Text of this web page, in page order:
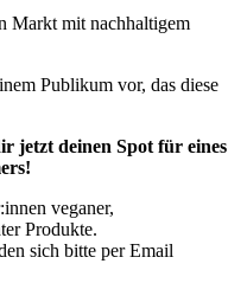
Markt mit nachhaltigem
Publikum vor, das diese
jetzt deinen Spot für eines
veganer,
Produkte.
sich bitte per Email